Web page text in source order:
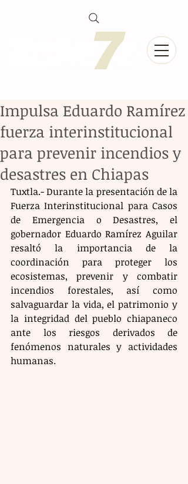
Impulsa Eduardo Ramírez
fuerza interinstitucional
para prevenir incendios y
desastres en Chiapas
Tuxtla.- Durante la presentación de la
Fuerza Interinstitucional para Casos
de Emergencia o Desastres, el
gobernador Eduardo Ramírez Aguilar
resaltó la importancia de la
coordinación para proteger los
ecosistemas, prevenir y combatir
incendios forestales, así como
salvaguardar la vida, el patrimonio y
la integridad del pueblo chiapaneco
ante los riesgos derivados de
fenómenos naturales y actividades
humanas.